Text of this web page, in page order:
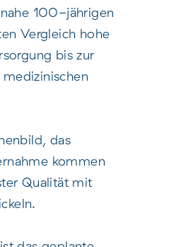
100-jährigen
Vergleich hohe
bis zur
das
kommen
Qualität mit